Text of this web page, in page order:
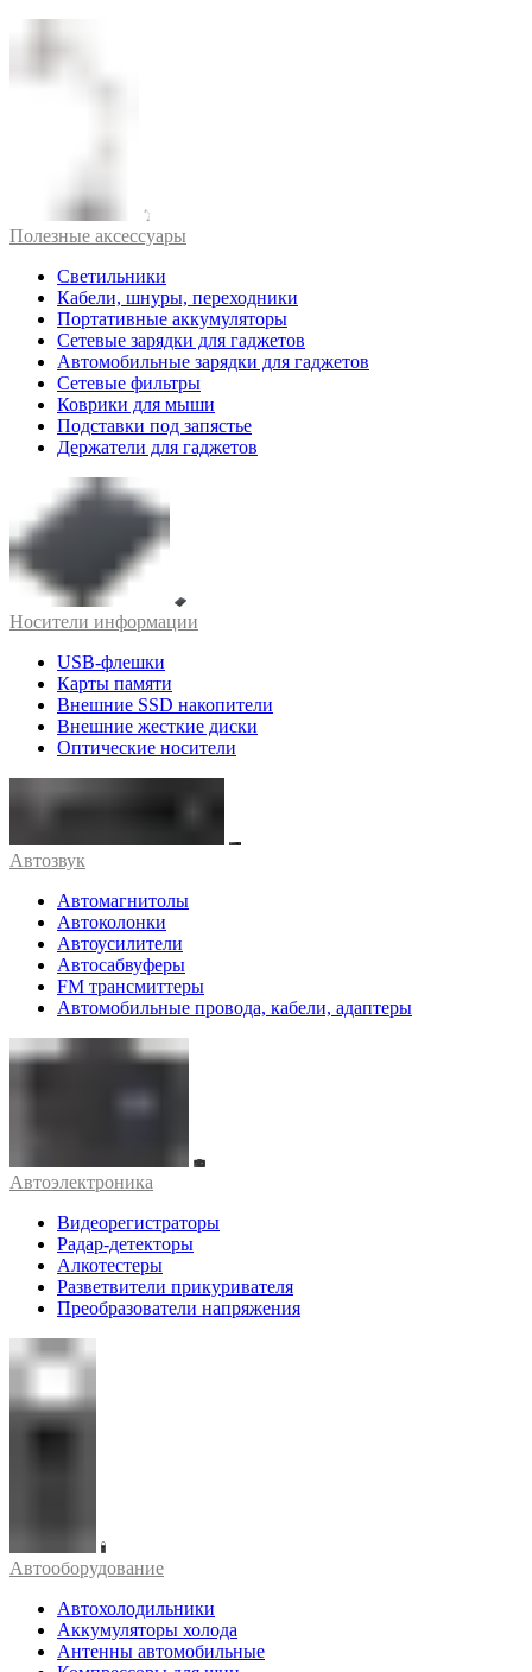
Полезные аксессуары
Светильники
Кабели, шнуры, переходники
Портативные аккумуляторы
Сетевые зарядки для гаджетов
Автомобильные зарядки для гаджетов
Сетевые фильтры
Коврики для мыши
Подставки под запястье
Держатели для гаджетов
Носители информации
USB-флешки
Карты памяти
Внешние SSD накопители
Внешние жесткие диски
Оптические носители
Автозвук
Автомагнитолы
Автоколонки
Автоусилители
Автосабвуферы
FM трансмиттеры
Автомобильные провода, кабели, адаптеры
Автоэлектроника
Видеорегистраторы
Радар-детекторы
Алкотестеры
Разветвители прикуривателя
Преобразователи напряжения
Автооборудование
Автохолодильники
Аккумуляторы холода
Антенны автомобильные